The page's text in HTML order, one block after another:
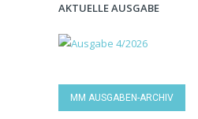
AKTUELLE AUSGABE
MM AUSGABEN-ARCHIV